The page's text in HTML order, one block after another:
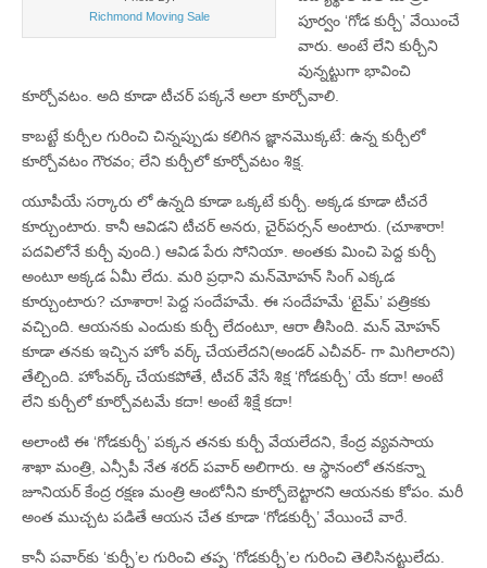
Richmond Moving Sale
పూర్వం ‘గోడ కుర్చీ’ వేయించే
వారు. అంటే లేని కుర్చీని
వున్నట్టుగా భావించి
కూర్చోవటం. అది కూడా టీచర్‌ పక్కనే అలా కూర్చోవాలి.
కాబట్టే కుర్చీల గురించి చిన్నప్పుడు కలిగిన జ్ఞానమొక్కటే: ఉన్న కుర్చీలో
కూర్చోవటం గౌరవం; లేని కుర్చీలో కూర్చోవటం శిక్ష.
యూపీయే సర్కారు లో ఉన్నది కూడా ఒక్కటే కుర్చీ. అక్కడ కూడా టీచరే
కూర్చుంటారు. కానీ ఆవిడని టీచర్‌ అనరు, చైర్‌పర్సన్‌ అంటారు. (చూశారా!
పదవిలోనే కుర్చీ వుంది.) ఆవిడ పేరు సోనియా. అంతకు మించి పెద్ద కుర్చీ
అంటూ అక్కడ ఏమీ లేదు. మరి ప్రధాని మన్‌మోహన్‌ సింగ్‌ ఎక్కడ
కూర్చుంటారు? చూశారా! పెద్ద సందేహమే. ఈ సందేహమే ‘టైమ్‌’ పత్రికకు
వచ్చింది. ఆయనకు ఎందుకు కుర్చీ లేదంటూ, ఆరా తీసింది. మన్‌ మోహన్‌
కూడా తనకు ఇచ్చిన హోం వర్క్‌ చేయలేదని(అండర్‌ ఎచీవర్‌- గా మిగిలారని)
తేల్చింది. హోంవర్క్‌ చేయకపోతే, టీచర్‌ వేసే శిక్ష ‘గోడకుర్చీ’ యే కదా! అంటే
లేని కుర్చీలో కూర్చోవటమే కదా! అంటే శిక్షే కదా!
అలాంటి ఈ ‘గోడకుర్చీ’ పక్కన తనకు కుర్చీ వేయలేదని, కేంద్ర వ్యవసాయ
శాఖా మంత్రి, ఎన్సీపీ నేత శరద్‌ పవార్‌ అలిగారు. ఆ స్థానంలో తనకన్నా
జూనియర్‌ కేంద్ర రక్షణ మంత్రి ఆంటోనీని కూర్చోబెట్టారని ఆయనకు కోపం. మరీ
అంత ముచ్చట పడితే ఆయన చేత కూడా ‘గోడకుర్చీ’ వేయించే వారే.
కానీ పవార్‌కు ‘కుర్చీ’ల గురించి తప్ప ‘గోడకుర్చీ’ల గురించి తెలిసినట్టులేదు.